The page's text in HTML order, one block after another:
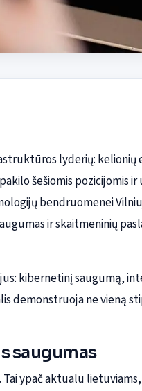
lyderių: kelionių
šešiomis pozicijomis
bendruomenei
ir skaitmeninių
kibernetinį saugumą,
demonstruoja ne vieną
saugumas
ypač aktualu